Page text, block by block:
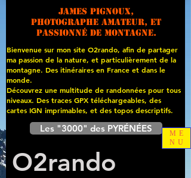
James PIGNOUX,
photographe amateur, et
passionné de montagne.
Bienvenue sur mon site O2rando, afin de partager
ma passion de la nature, et particulièrement de la
montagne. Des itinéraires en France et dans le
monde.
Découvrez une multitude de randonnées pour tous
niveaux. Des traces GPX téléchargeables, des
cartes IGN imprimables, et des topos descriptifs.
Les "3000" des PYRÉNÉES
O2rando
ME
NU